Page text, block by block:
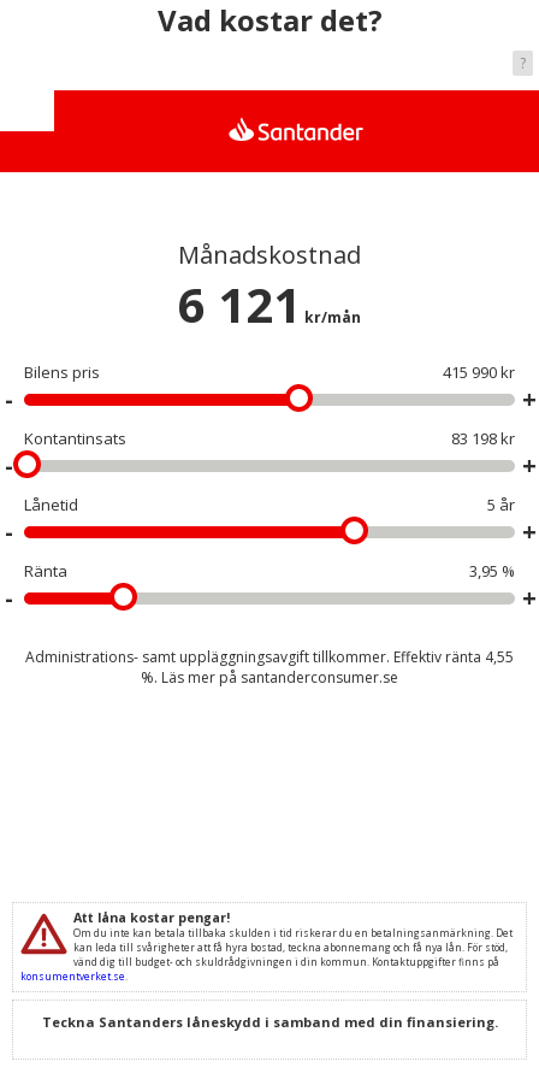
Vad kostar det?
Månadskostnad
6 121 kr/mån
415 990 kr
Bilens pris
83 198 kr
Kontantinsats
5 år
Lånetid
3,95 %
Ränta
Administrations- samt uppläggningsavgift tillkommer. Effektiv ränta 4,55
%. Läs mer på santanderconsumer.se
?
Att låna kostar pengar!
Om du inte kan betala tillbaka skulden i tid riskerar du en betalningsanmärkning. Det
kan leda till svårigheter att få hyra bostad, teckna abonnemang och få nya lån. För stöd,
vänd dig till budget- och skuldrådgivningen i din kommun. Kontaktuppgifter finns på
konsumentverket.se
Teckna Santanders låneskydd i samband med din finansiering.